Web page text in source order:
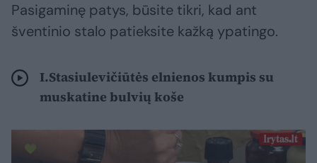
Pasigaminę patys, būsite tikri, kad ant
šventinio stalo patieksite kažką ypatingo.
I.Stasiulevičiūtės elnienos kumpis su
muskatine bulvių koše